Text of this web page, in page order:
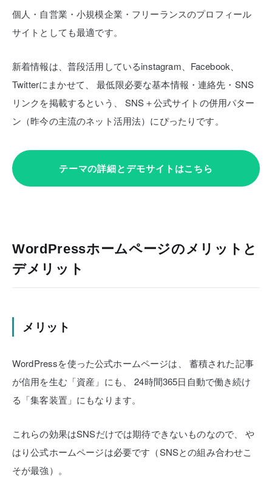
個人・自営業・小規模企業・フリーランスのプロフィール
サイトとしても最適です。
新着情報は、普段活用しているinstagram、Facebook、
Twitterにまかせて、
最低限必要な基本情報・連絡先・SNS
リンクを掲載するという、
SNS＋公式サイトの併用パター
ン（昨今の主流のネット活用法）にぴったりです。
テーマの詳細とデモサイトはこちら
WordPressホームページのメリットと
デメリット
メリット
WordPressを使った公式ホームページは、
蓄積された記事
が信用を生む「資産」にも、
24時間365日自動で働き続け
る「集客装置」にもなります。
これらの効果はSNSだけでは期待できないものなので、
や
はり公式ホームページは必要です（SNSとの組み合わせこ
そが最強）。